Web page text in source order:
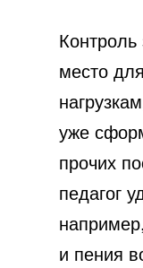
место
уже
прочих
педагог
и пения